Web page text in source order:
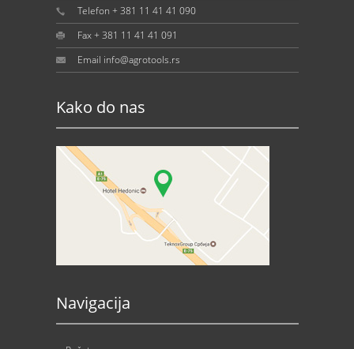
Telefon + 381 11 41 41 090
Fax + 381 11 41 41 091
Email info@agrotools.rs
Kako do nas
Navigacija